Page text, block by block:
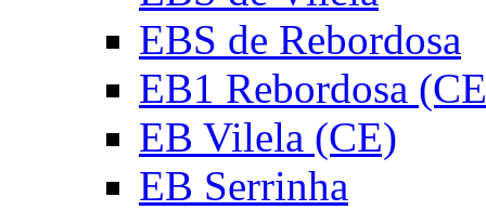
EBS de Rebordosa
EB1 Rebordosa
EB Vilela (CE)
EB Serrinha